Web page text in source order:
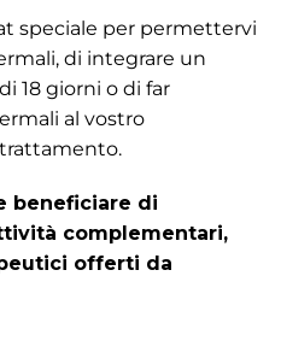
speciale per permettervi
di integrare un
18 giorni o di far
al vostro
beneficiare di
complementari,
offerti da